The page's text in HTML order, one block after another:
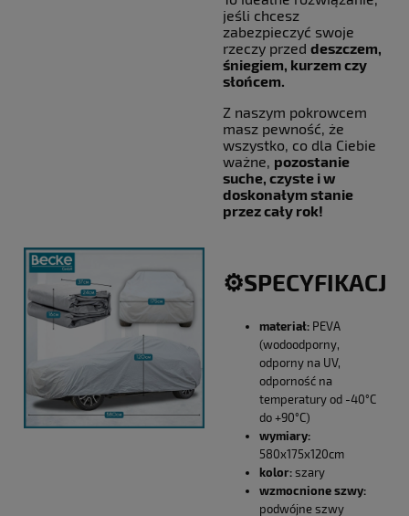
jeśli chcesz
zabezpieczyć swoje
rzeczy przed deszczem,
śniegiem, kurzem czy
słońcem.
Z naszym pokrowcem
masz pewność, że
wszystko, co dla Ciebie
ważne, pozostanie
suche, czyste i w
doskonałym stanie
przez cały rok!
materiał: PEVA
(wodoodporny,
odporny na UV,
odporność na
temperatury od -40°C
do +90°C)
wymiary:
580x175x120cm
kolor: szary
wzmocnione szwy:
podwójne szwy